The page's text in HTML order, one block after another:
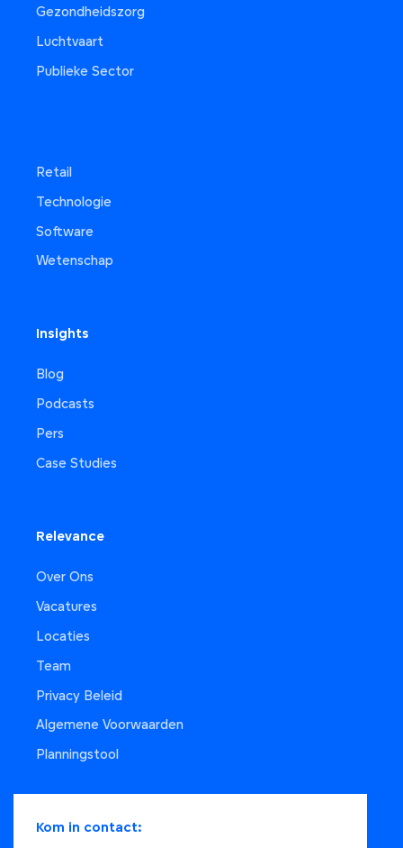
Gezondheidszorg
Luchtvaart
Publieke Sector
Retail
Technologie
Software
Wetenschap
Insights
Blog
Podcasts
Pers
Case Studies
Relevance
Over Ons
Vacatures
Locaties
Team
Privacy Beleid
Algemene Voorwaarden
Planningstool
Kom in contact: